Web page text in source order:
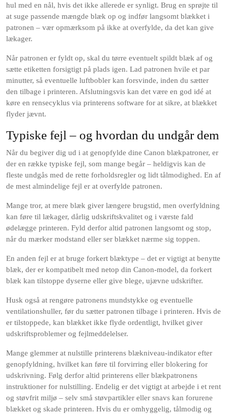
hul med en nål, hvis det ikke allerede er synligt. Brug en sprøjte til
at suge passende mængde blæk op og indfør langsomt blækket i
patronen – vær opmærksom på ikke at overfylde, da det kan give
lækager.
Når patronen er fyldt op, skal du tørre eventuelt spildt blæk af og
sætte etiketten forsigtigt på plads igen. Lad patronen hvile et par
minutter, så eventuelle luftbobler kan forsvinde, inden du sætter
den tilbage i printeren. Afslutningsvis kan det være en god idé at
køre en rensecyklus via printerens software for at sikre, at blækket
flyder jævnt.
Typiske fejl – og hvordan du undgår dem
Når du begiver dig ud i at genopfylde dine Canon blækpatroner, er
der en række typiske fejl, som mange begår – heldigvis kan de
fleste undgås med de rette forholdsregler og lidt tålmodighed. En af
de mest almindelige fejl er at overfylde patronen.
Mange tror, at mere blæk giver længere brugstid, men overfyldning
kan føre til lækager, dårlig udskriftskvalitet og i værste fald
ødelægge printeren. Fyld derfor altid patronen langsomt og stop,
når du mærker modstand eller ser blækket nærme sig toppen.
En anden fejl er at bruge forkert blæktype – det er vigtigt at benytte
blæk, der er kompatibelt med netop din Canon-model, da forkert
blæk kan tilstoppe dyserne eller give blege, ujævne udskrifter.
Husk også at rengøre patronens mundstykke og eventuelle
ventilationshuller, før du sætter patronen tilbage i printeren. Hvis de
er tilstoppede, kan blækket ikke flyde ordentligt, hvilket giver
udskriftsproblemer og fejlmeddelelser.
Mange glemmer at nulstille printerens blækniveau-indikator efter
genopfyldning, hvilket kan føre til forvirring eller blokering for
udskrivning. Følg derfor altid printerens eller blækpatronens
instruktioner for nulstilling. Endelig er det vigtigt at arbejde i et rent
og støvfrit miljø – selv små støvpartikler eller snavs kan forurene
blækket og skade printeren. Hvis du er omhyggelig, tålmodig og